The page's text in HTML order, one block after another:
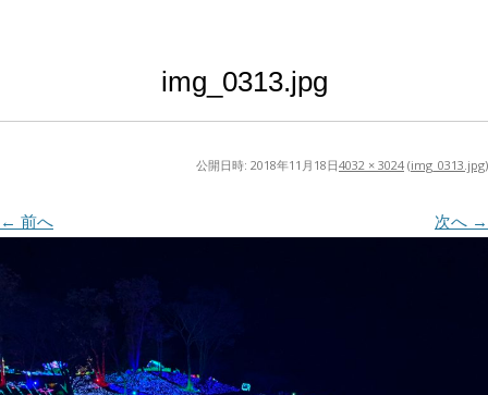
img_0313.jpg
公開日時: 2018年11月18日4032 × 3024 (img_0313.jpg)
← 前へ 次へ →